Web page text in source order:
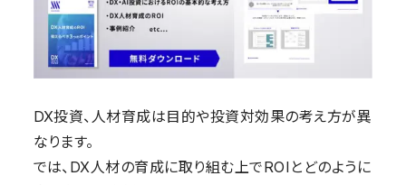
DX投資、人材育成は目的や投資対効果の考え方が異
なります。
では、DX人材の育成に取り組む上でROIとどのように